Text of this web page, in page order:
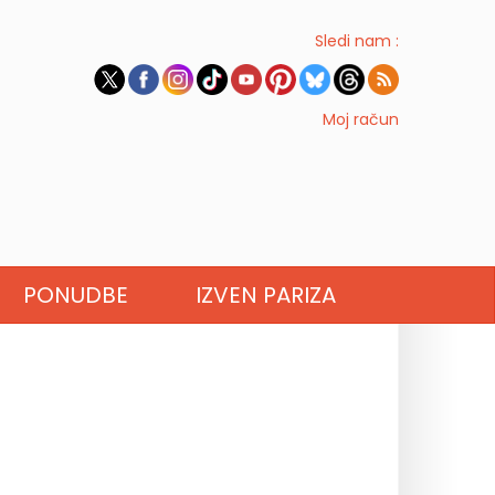
Sledi nam :
Moj račun
PONUDBE IZVEN PARIZA